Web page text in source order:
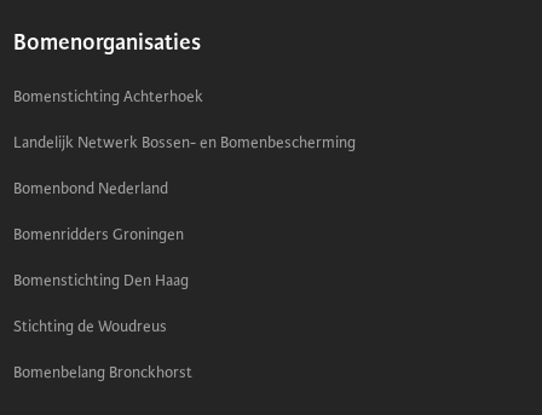
Bomenorganisaties
Bomenstichting Achterhoek
Landelijk Netwerk Bossen- en Bomenbescherming
Bomenbond Nederland
Bomenridders Groningen
Bomenstichting Den Haag
Stichting de Woudreus
Bomenbelang Bronckhorst